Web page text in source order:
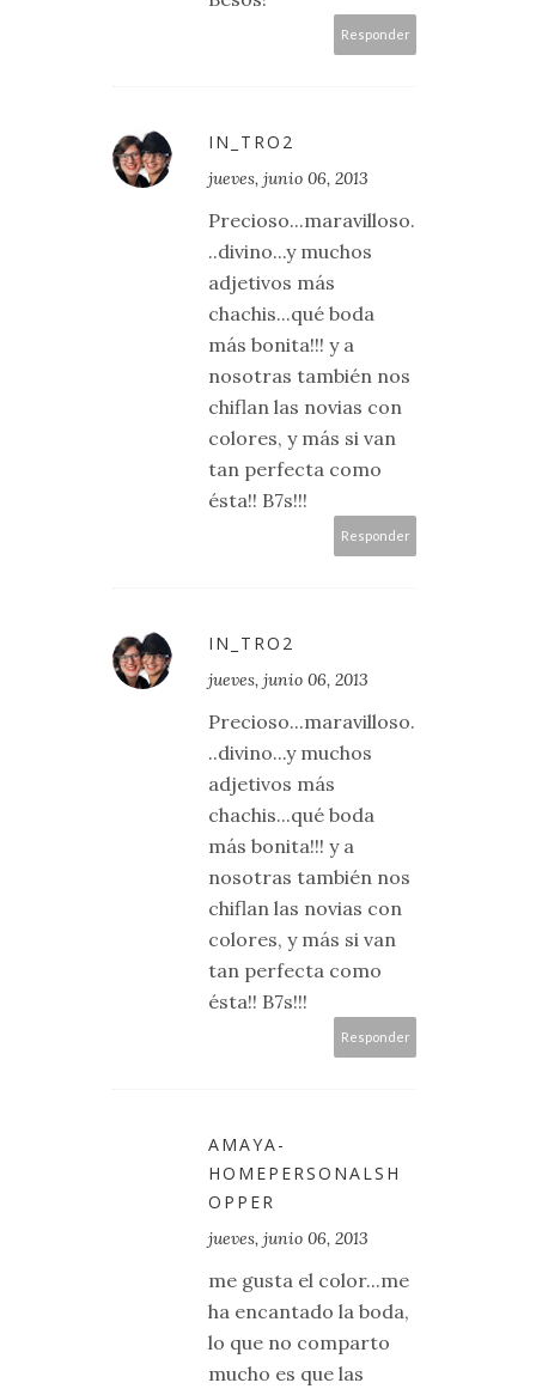
Responder
IN_TRO2
jueves, junio 06, 2013
Precioso...maravilloso.
..divino...y muchos
adjetivos más
chachis...qué boda
más bonita!!! y a
nosotras también nos
chiflan las novias con
colores, y más si van
tan perfecta como
ésta!! B7s!!!
Responder
IN_TRO2
jueves, junio 06, 2013
Precioso...maravilloso.
..divino...y muchos
adjetivos más
chachis...qué boda
más bonita!!! y a
nosotras también nos
chiflan las novias con
colores, y más si van
tan perfecta como
ésta!! B7s!!!
Responder
AMAYA-
HOMEPERSONALSH
OPPER
jueves, junio 06, 2013
me gusta el color...me
ha encantado la boda,
lo que no comparto
mucho es que las